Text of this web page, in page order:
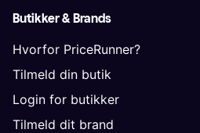
Butikker & Brands
Hvorfor PriceRunner?
Tilmeld din butik
Login for butikker
Tilmeld dit brand